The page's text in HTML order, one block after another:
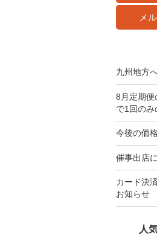
メ
九州地方
8月定期便
で1回のみ
今後の価
催事出店
カード決
お知らせ
人